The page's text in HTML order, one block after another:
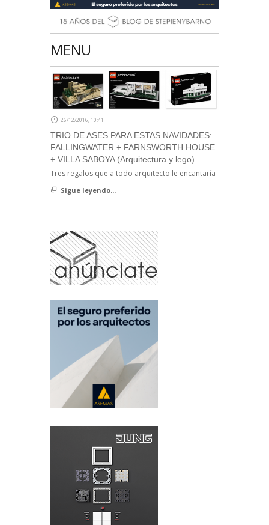
MENU
26/12/2016, 10:41
TRIO DE ASES PARA ESTAS NAVIDADES:
FALLINGWATER + FARNSWORTH HOUSE
+ VILLA SABOYA (Arquitectura y lego)
Tres regalos que a todo arquitecto le encantaría
Sigue leyendo...